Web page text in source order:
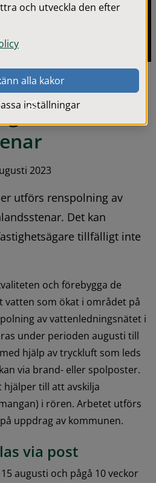
av
i
2023
utförs renspolning av
Det kan
tillfälligt inte
och förebygga de
vatten som ökat i området på
av vattenledningsnätet i
under perioden augusti till
hjälp av tryckluft som leds
via brand- eller spolposter.
till att avskilja
i rören. Arbetet utförs
uppdrag av kommunen.
via post
augusti och pågå 10 veckor
och utveckla den efter
alla kakor
inställningar